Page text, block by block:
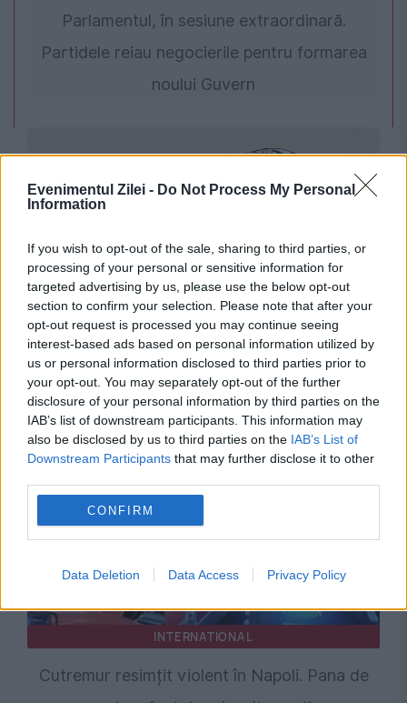
Evenimentul Zilei - Do Not Process My Personal
Information
If you wish to opt-out of the sale, sharing to third parties, or
processing of your personal or sensitive information for
targeted advertising by us, please use the below opt-out
section to confirm your selection. Please note that after your
opt-out request is processed you may continue seeing
interest-based ads based on personal information utilized by
us or personal information disclosed to third parties prior to
your opt-out. You may separately opt-out of the further
disclosure of your personal information by third parties on the
IAB’s list of downstream participants. This information may
also be disclosed by us to third parties on the IAB’s List of
Downstream Participants that may further disclose it to other
CONFIRM
Data Deletion Data Access Privacy Policy
Parlamentul, în sesiune extraordinară.
Partidele reiau negocierile pentru formarea
noului Guvern
INTERNATIONAL
Seism puternic în regiunea Campi Flegrei.
Pământul s-a zguduit din nou în apropiere de
Napoli
INTERNATIONAL
Cutremur resimțit violent în Napoli. Pana de